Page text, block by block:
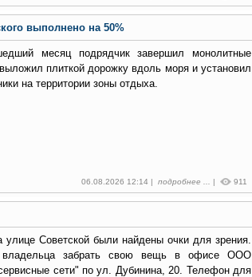
выполнено на 50%
месяц подрядчик завершил монолитные
плиткой дорожку вдоль моря и установил
на территории зоны отдыха.
06.08.2026 12:14 | подробнее ... | 911
улице Советской были найдены очки для зрения.
владельца забрать свою вещь в офисе ООО
сети" по ул. Дубинина, 20. Телефон для